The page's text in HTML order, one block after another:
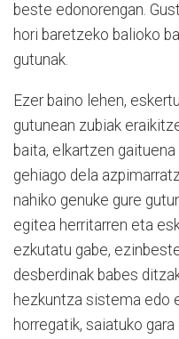
beste edonorengan.
hori baretzeko balioko
gutunak.
Ezer baino lehen,
gutunean zubiak
baita, elkartzen
gehiago dela
nahiko genuke gure
egitea herritarren eta
ezkutatu gabe,
desberdinak babes
hezkuntza sistema edo
horregatik, saiatuko